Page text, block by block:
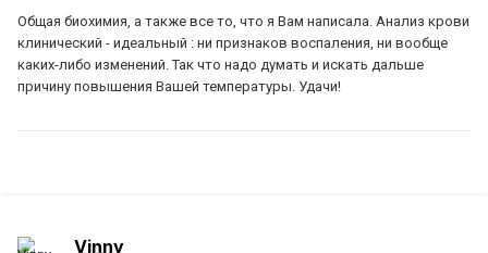
Общая биохимия, а также все то, что я Вам написала. Анализ крови
клинический - идеальный : ни признаков воспаления, ни вообще
каких-либо изменений. Так что надо думать и искать дальше
причину повышения Вашей температуры. Удачи!
Vinny